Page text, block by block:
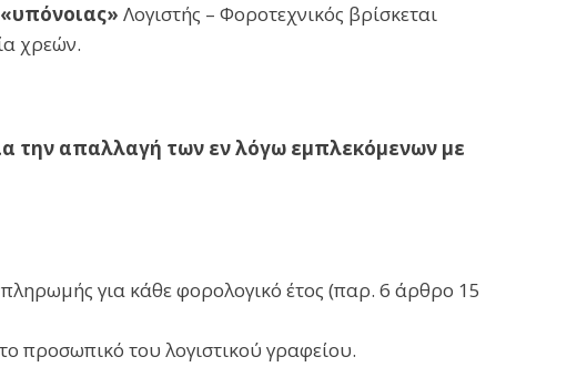
Λογιστής – Φοροτεχνικός βρίσκεται
χρεών.
την απαλλαγή των εν λόγω εμπλεκόμενων με
για κάθε φορολογικό έτος (παρ. 6 άρθρο 15
προσωπικό του λογιστικού γραφείου.